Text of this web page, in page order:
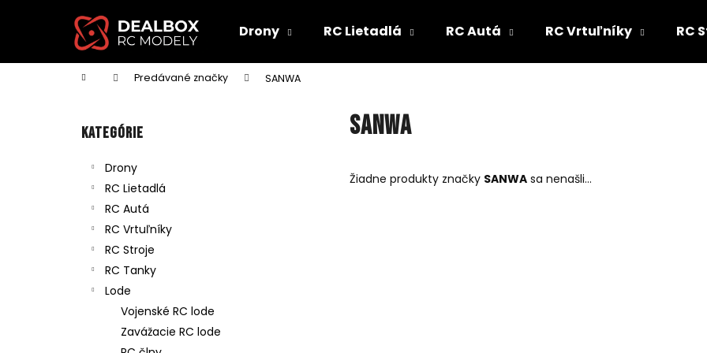
Drony RC Lietadlá RC Autá RC Vrtuľníky RC
Domov Predávané značky SANWA
Preskočiť
Kategórie
Drony
RC Lietadlá
RC Autá
RC Vrtuľníky
RC Stroje
RC Tanky
Lode
Vojenské RC lode
Zavážacie RC lode
SANWA
Žiadne produkty značky SANWA sa nenašli...
í
Späť
do
Späť
do